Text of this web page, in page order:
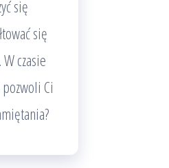
się
się
czasie
Ci